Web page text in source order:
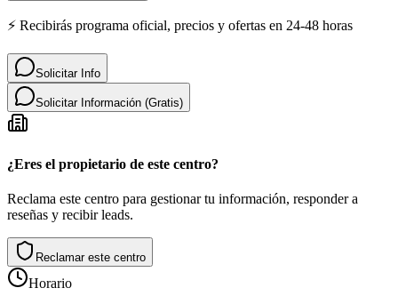
⚡ Recibirás programa oficial, precios y ofertas en 24-48 horas
Solicitar Info
Solicitar Información (Gratis)
¿Eres el propietario de este centro?
Reclama este centro para gestionar tu información, responder a
reseñas y recibir leads.
Reclamar este centro
Horario